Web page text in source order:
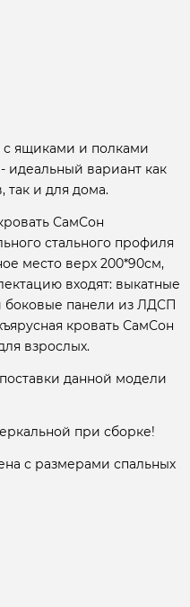
с ящиками и полками
идеальный вариант как
так и для дома.
СамСон
стального профиля
место верх 200*90см,
входят: выкатные
боковые панели из ЛДСП
кровать СамСон
взрослых.
данной модели
при сборке!
с размерами спальных